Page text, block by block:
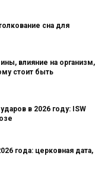
сна для
влияние на организм,
стоит быть
в 2026 году: ISW
года: церковная дата,